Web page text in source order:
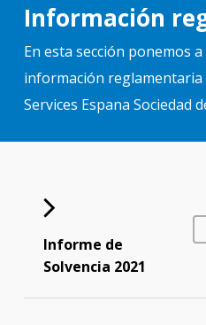
Información
En esta sección ponemos
información reglamentaria
Services Espana Sociedad
Informe de
Solvencia 2021